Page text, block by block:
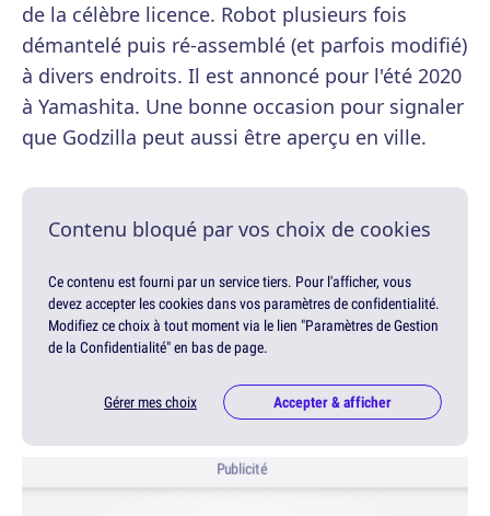
de la célèbre licence. Robot plusieurs fois
démantelé puis ré-assemblé (et parfois modifié)
à divers endroits. Il est annoncé pour l'été 2020
à Yamashita. Une bonne occasion pour signaler
que Godzilla peut aussi être aperçu en ville.
Contenu bloqué par vos choix de cookies
Ce contenu est fourni par un service tiers. Pour l'afficher, vous
devez accepter les cookies dans vos paramètres de confidentialité.
Modifiez ce choix à tout moment via le lien "Paramètres de Gestion
de la Confidentialité" en bas de page.
Gérer mes choix Accepter & afficher
Publicité